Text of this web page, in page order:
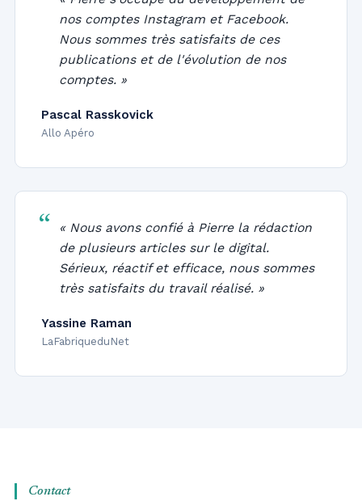
nos comptes Instagram et Facebook.
Nous sommes très satisfaits de ces
publications et de l'évolution de nos
comptes. »
Pascal Rasskovick
Allo Apéro
« Nous avons confié à Pierre la rédaction
de plusieurs articles sur le digital.
Sérieux, réactif et efficace, nous sommes
très satisfaits du travail réalisé. »
Yassine Raman
LaFabriqueduNet
Contact